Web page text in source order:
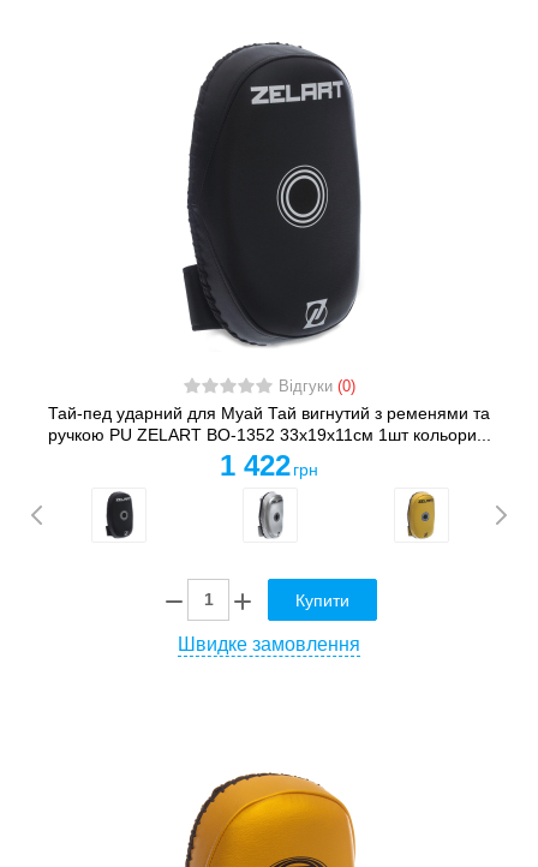
Відгуки (0)
Тай-пед ударний для Муай Тай вигнутий з ременями та
ручкою PU ZELART BO-1352 33x19x11см 1шт кольори...
1 422 грн
Купити
Швидке замовлення